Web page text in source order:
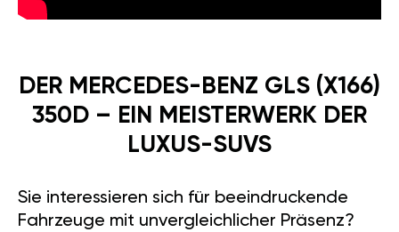
DER MERCEDES-BENZ GLS (X166)
350D – EIN MEISTERWERK DER
LUXUS-SUVS
Sie interessieren sich für beeindruckende
Fahrzeuge mit unvergleichlicher Präsenz?